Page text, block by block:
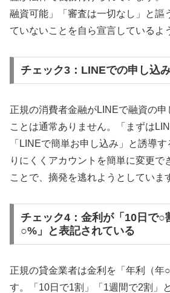
融資可能」「審査は一切なし」と謳
ていないことを自ら宣言しているよ
チェック3：LINEでの申し込
正規の消費者金融がLINEで融資の申
ことは通常ありません。「まずは
「LINEで簡単お申し込み」と誘導
りにくくアカウントを簡単に変更で
ことで、摘発を逃れようとしていま
チェック4：金利が「10日で○
○%」と表記されている
正規の貸金業者は金利を「年利（年
す。「10日で1割」「1週間で2割」